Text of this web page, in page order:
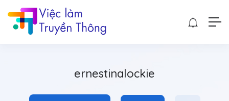
ernestinalockie